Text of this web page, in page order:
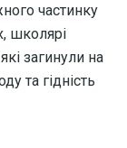
частинку
школярі
загинули на
та гідність